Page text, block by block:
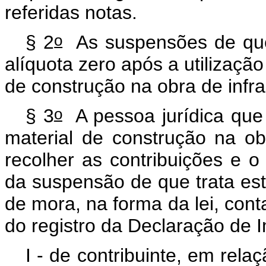
referidas notas.
§ 2oAs suspensões de
alíquota zero após a
de construção na obra de
§ 3oA pessoa jurídica que
material de construção na
recolher as contribuições e
da suspensão de que trata
de mora, na forma da lei,
do registro da Declaração de
I - de contribuinte, em